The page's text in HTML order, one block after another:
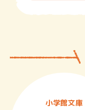
小学館文庫